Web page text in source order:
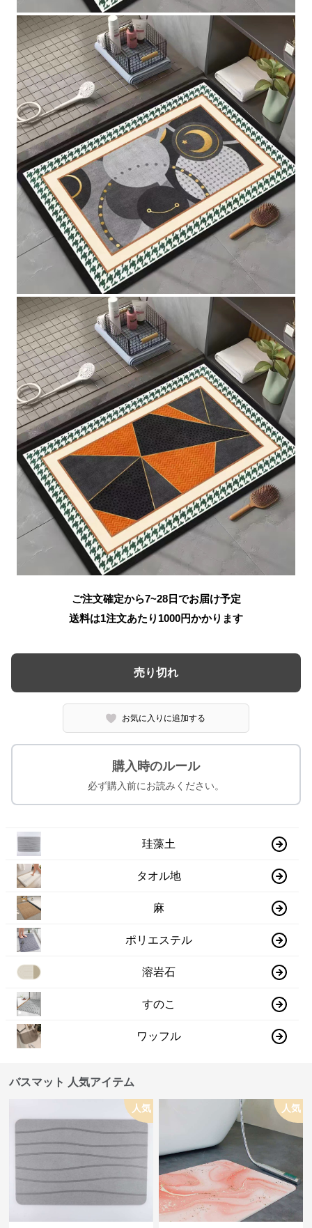
ご注文確定から7~28日でお届け予定
送料は1注文あたり 1000円かかります
売り切れ
お気に入りに追加する
購入時のルール
必ず購入前にお読みください。
珪藻土
タオル地
麻
ポリエステル
溶岩石
すのこ
ワッフル
バスマット 人気アイテム
人気 人気